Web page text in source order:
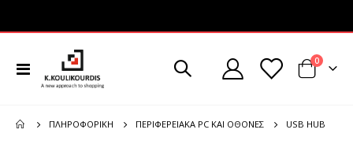
Εναλλαγή
Πλοήγησης
Cart
0
ΠΛΗΡΟΦΟΡΙΚΉ ΠΕΡΙΦΕΡΕΙΑΚΆ PC ΚΑΙ ΟΘΌΝΕΣ USB HUB